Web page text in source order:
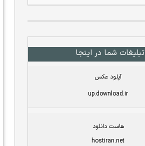
تبلیغات شما در اینجا
آپلود عکس
up.download.ir
هاست دانلود
hostiran.net